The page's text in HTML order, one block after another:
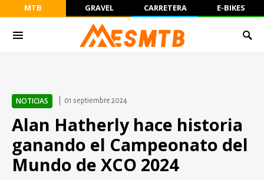
MTB GRAVEL CARRETERA E-BIKES
NOTICIAS 01 septiembre 2024
Alan Hatherly hace historia
ganando el Campeonato del
Mundo de XCO 2024